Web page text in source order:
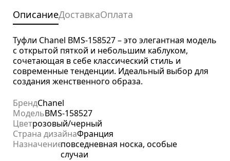
ОписаниеДоставкаОплата
Туфли Chanel BMS-158527 – это элегантная модель
с открытой пяткой и небольшим каблуком,
сочетающая в себе классический стиль и
современные тенденции. Идеальный выбор для
создания женственного образа.
БрендChanel
МодельBMS-158527
Цветрозовый/черный
Страна дизайнаФранция
Назначениеповседневная носка, особые
случаи